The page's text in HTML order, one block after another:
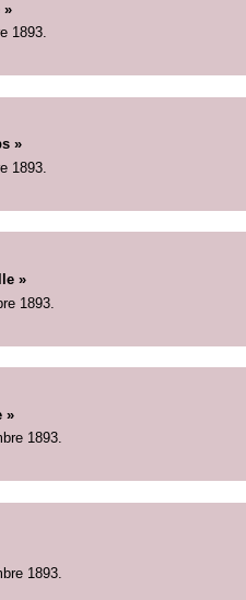
»
1893.
»
1893.
»
1893.
»
1893.
1893.